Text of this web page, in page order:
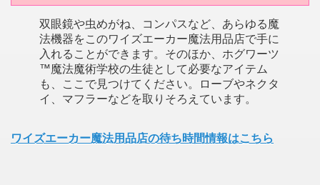
双眼鏡や虫めがね、コンパスなど、あらゆる魔
法機器をこのワイズエーカー魔法用品店で手に
入れることができます。そのほか、ホグワーツ
™魔法魔術学校の生徒として必要なアイテム
も、ここで見つけてください。ローブやネクタ
イ、マフラーなどを取りそろえています。
ワイズエーカー魔法用品店の待ち時間情報はこちら